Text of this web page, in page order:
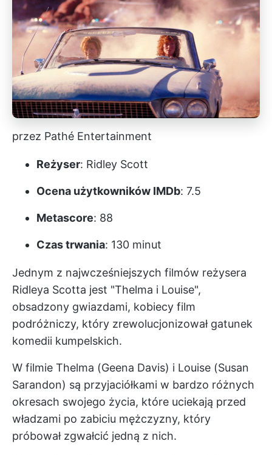
przez Pathé Entertainment
Reżyser: Ridley Scott
Ocena użytkowników IMDb: 7.5
Metascore: 88
Czas trwania: 130 minut
Jednym z najwcześniejszych filmów reżysera
Ridleya Scotta jest "Thelma i Louise",
obsadzony gwiazdami, kobiecy film
podróżniczy, który zrewolucjonizował gatunek
komedii kumpelskich.
W filmie Thelma (Geena Davis) i Louise (Susan
Sarandon) są przyjaciółkami w bardzo różnych
okresach swojego życia, które uciekają przed
władzami po zabiciu mężczyzny, który
próbował zgwałcić jedną z nich.